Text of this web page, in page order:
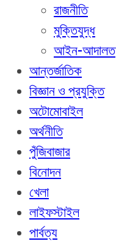
রাজনীতি
মুক্তিযুদ্ধ
আইন-আদালত
আন্তর্জাতিক
বিজ্ঞান ও প্রযুক্তি
অটোমোবাইল
অর্থনীতি
পুঁজিবাজার
বিনোদন
খেলা
লাইফস্টাইল
পার্বত্য